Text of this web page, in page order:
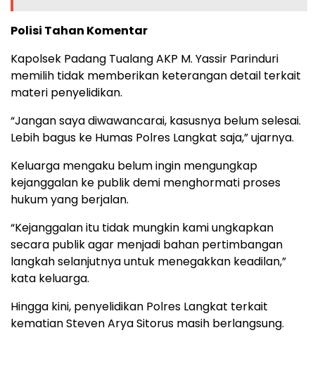
Polisi Tahan Komentar
Kapolsek Padang Tualang AKP M. Yassir Parinduri
memilih tidak memberikan keterangan detail terkait
materi penyelidikan.
“Jangan saya diwawancarai, kasusnya belum selesai.
Lebih bagus ke Humas Polres Langkat saja,” ujarnya.
Keluarga mengaku belum ingin mengungkap
kejanggalan ke publik demi menghormati proses
hukum yang berjalan.
“Kejanggalan itu tidak mungkin kami ungkapkan
secara publik agar menjadi bahan pertimbangan
langkah selanjutnya untuk menegakkan keadilan,”
kata keluarga.
Hingga kini, penyelidikan Polres Langkat terkait
kematian Steven Arya Sitorus masih berlangsung.